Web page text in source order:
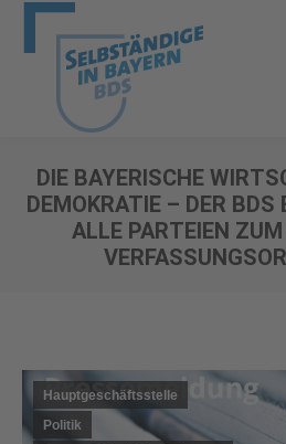
DIE BAYERISCHE
DEMOKRATIE – DER BDS
ALLE PARTEIEN
Hauptgeschäftsstelle
Politik